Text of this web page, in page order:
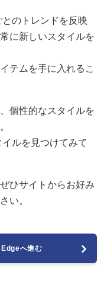
のトレンドを反映
に新しいスタイルを
テムを手に入れるこ
個性的なスタイルを
ルを見つけてみて
ひサイトからお好み
い。
へ進む